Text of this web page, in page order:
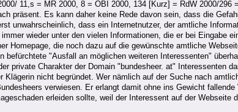
11,s = MR 2000, 8 = ÖBI 2000, 134 [Kurz] = RdW 2000/296
präsent. Es kann daher keine Rede davon sein, dass die
unwahrscheinlich, dass ein Internetnutzer, der amtliche
wieder unter den vielen Informationen, die er bei Eingabe
Homepage, die noch dazu auf die gewünschte amtliche
"Ausfall an möglichen weiteren Interessenten"
private Charakter der Domain "bundesheer. at" Interessenten
nicht begründet. Wer nämlich auf der Suche nach
verwiesen. Er erlangt damit ohne ins Gewicht
erleiden sollte, weil der Interessent auf der